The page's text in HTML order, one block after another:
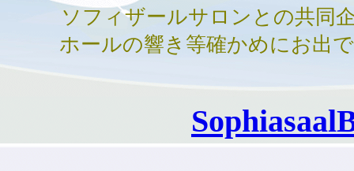
ソフィザールサロンとの共同
ホールの響き等確かめにお出